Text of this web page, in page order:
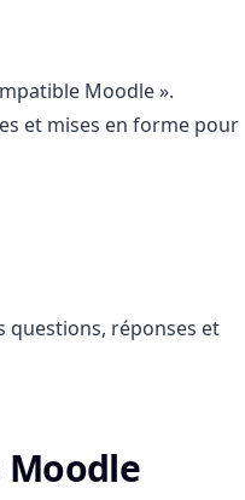
Moodle ».
et mises en forme pour
questions, réponses et
Moodle